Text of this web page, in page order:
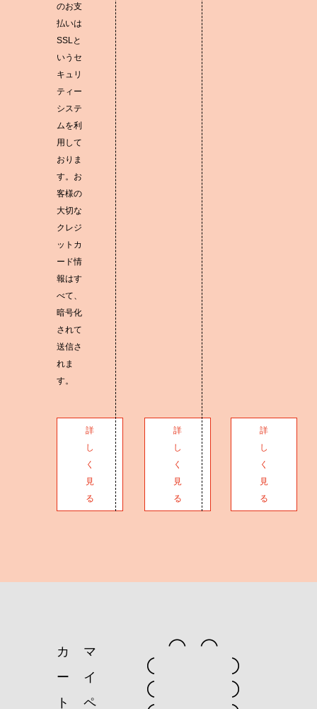
のお支
払いは
SSLと
いうセ
キュリ
ティー
システ
ムを利
用して
おりま
す。お
客様の
大切な
クレジ
ットカ
ード情
報はす
べて、
暗号化
されて
送信さ
れま
す。
詳
し
く
見
る
詳
し
く
見
る
詳
し
く
見
る
カ
ー
ト
マ
イ
ペ